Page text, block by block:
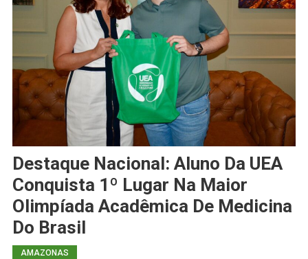
Destaque Nacional: Aluno Da UEA
Conquista 1º Lugar Na Maior
Olimpíada Acadêmica De Medicina
Do Brasil
AMAZONAS